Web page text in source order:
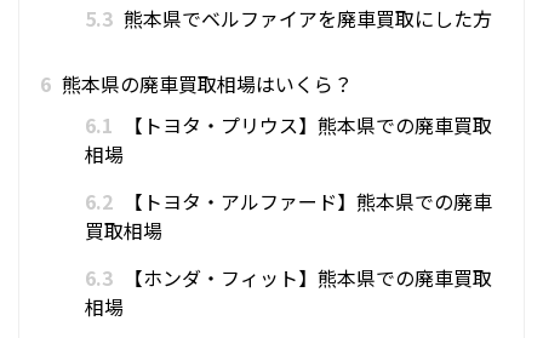
5.3 熊本県でベルファイアを廃車買取にした方
6 熊本県の廃車買取相場はいくら？
6.1
【トヨタ・プリウス】熊本県での廃車買取
相場
6.2
【トヨタ・アルファード】熊本県での廃車
買取相場
6.3
【ホンダ・フィット】熊本県での廃車買取
相場